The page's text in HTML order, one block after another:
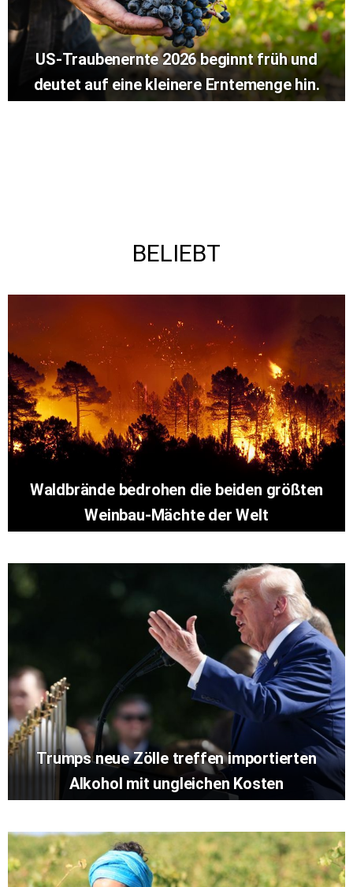
US-Traubenernte 2026 beginnt früh und
deutet auf eine kleinere Erntemenge hin.
BELIEBT
Waldbrände bedrohen die beiden größten
Weinbau-Mächte der Welt
Trumps neue Zölle treffen importierten
Alkohol mit ungleichen Kosten